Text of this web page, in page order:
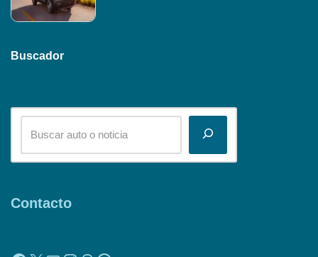
Buscador
Contacto